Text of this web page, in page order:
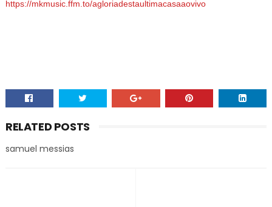
https://mkmusic.ffm.to/agloriadestaultimacasaaovivo
RELATED POSTS
samuel messias